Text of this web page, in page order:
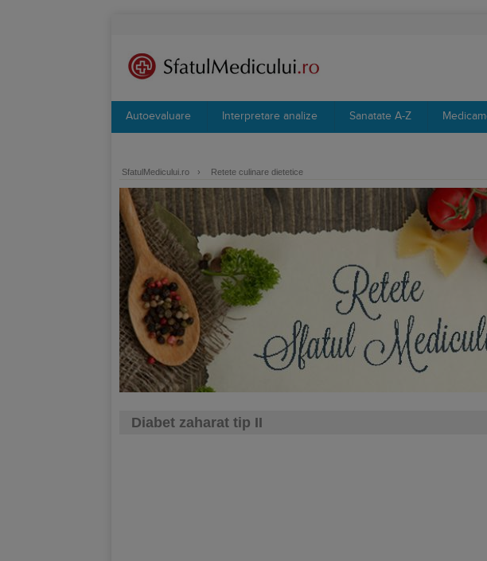
Autoevaluare Interpretare analize Sanatate A-Z
SfatulMedicului.ro › Retete culinare dietetice
Diabet zaharat tip II